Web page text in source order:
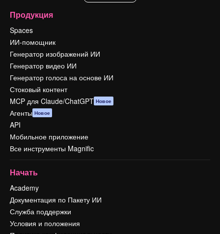
Продукция
Spaces
ИИ-помощник
Генератор изображений ИИ
Генератор видео ИИ
Генератор голоса на основе ИИ
Стоковый контент
MCP для Claude/ChatGPT Новое
Агенты Новое
API
Мобильное приложение
Все инструменты Magnific
Начать
Academy
Документация по Пакету ИИ
Служба поддержки
Условия и положения